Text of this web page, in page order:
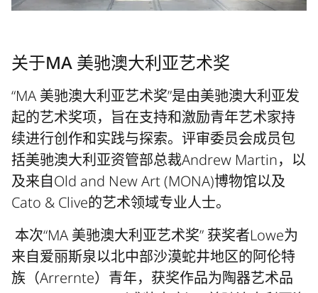
关于MA 美驰澳大利亚艺术奖
“MA 美驰澳大利亚艺术奖”是由美驰澳大利亚发
起的艺术奖项，旨在支持和激励青年艺术家持
续进行创作和实践与探索。评审委员会成员包
括美驰澳大利亚资管部总裁Andrew Martin，以
及来自Old and New Art (MONA)博物馆以及
Cato & Clive的艺术领域专业人士。
本次“MA 美驰澳大利亚艺术奖” 获奖者Lowe为
来自爱丽斯泉以北中部沙漠蛇井地区的阿伦特
族（Arrernte）青年，获奖作品为陶器艺术品